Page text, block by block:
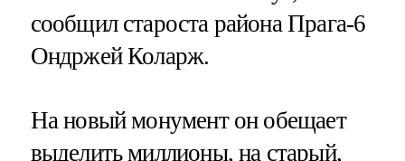
сообщил староста района Прага-6
Ондржей Коларж.
На новый монумент он обещает
выделить миллионы, на старый,